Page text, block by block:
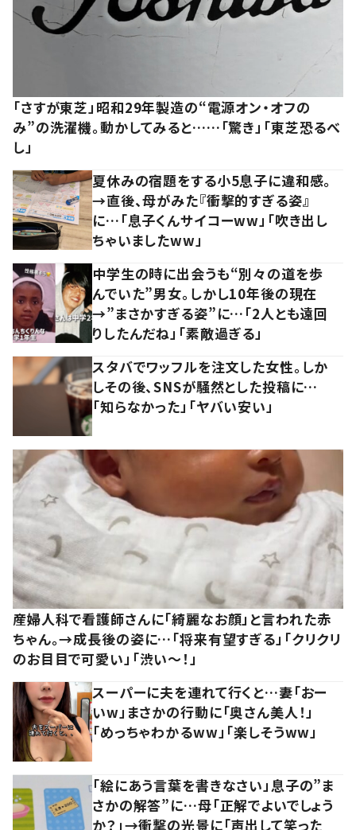
「さすが東芝」昭和29年製造の“電源オン・オフの
み”の洗濯機。動かしてみると……「驚き」「東芝恐るべ
し」
夏休みの宿題をする小5息子に違和感。
→直後、母がみた『衝撃的すぎる姿』
に…「息子くんサイコーww」「吹き出し
ちゃいましたww」
中学生の時に出会うも“別々の道を歩
んでいた”男女。しかし10年後の現在
→”まさかすぎる姿”に…「2人とも遠回
りしたんだね」「素敵過ぎる」
スタバでワッフルを注文した女性。しか
しその後、SNSが騒然とした投稿に…
「知らなかった」「ヤバい安い」
産婦人科で看護師さんに「綺麗なお顔」と言われた赤
ちゃん。→成長後の姿に…「将来有望すぎる」「クリクリ
のお目目で可愛い」「渋い～！」
スーパーに夫を連れて行くと…妻「おー
いw」まさかの行動に「奥さん美人！」
「めっちゃわかるww」「楽しそうww」
「絵にあう言葉を書きなさい」息子の”ま
さかの解答”に…母「正解でよいでしょう
か？」→衝撃の光景に「声出して笑った